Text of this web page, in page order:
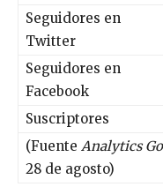
Seguidores en
Twitter
Seguidores en
Facebook
Suscriptores
(Fuente Analytics
28 de agosto)